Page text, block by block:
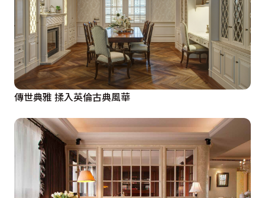
傳世典雅 揉入英倫古典風華